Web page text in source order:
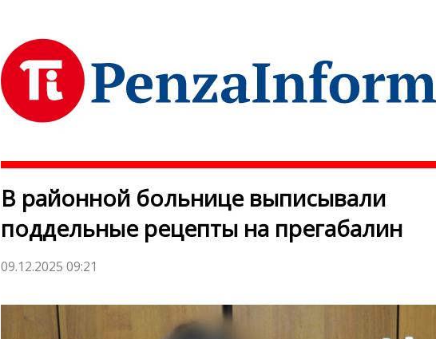
В районной больнице выписывали
поддельные рецепты на прегабалин
09.12.2025 09:21